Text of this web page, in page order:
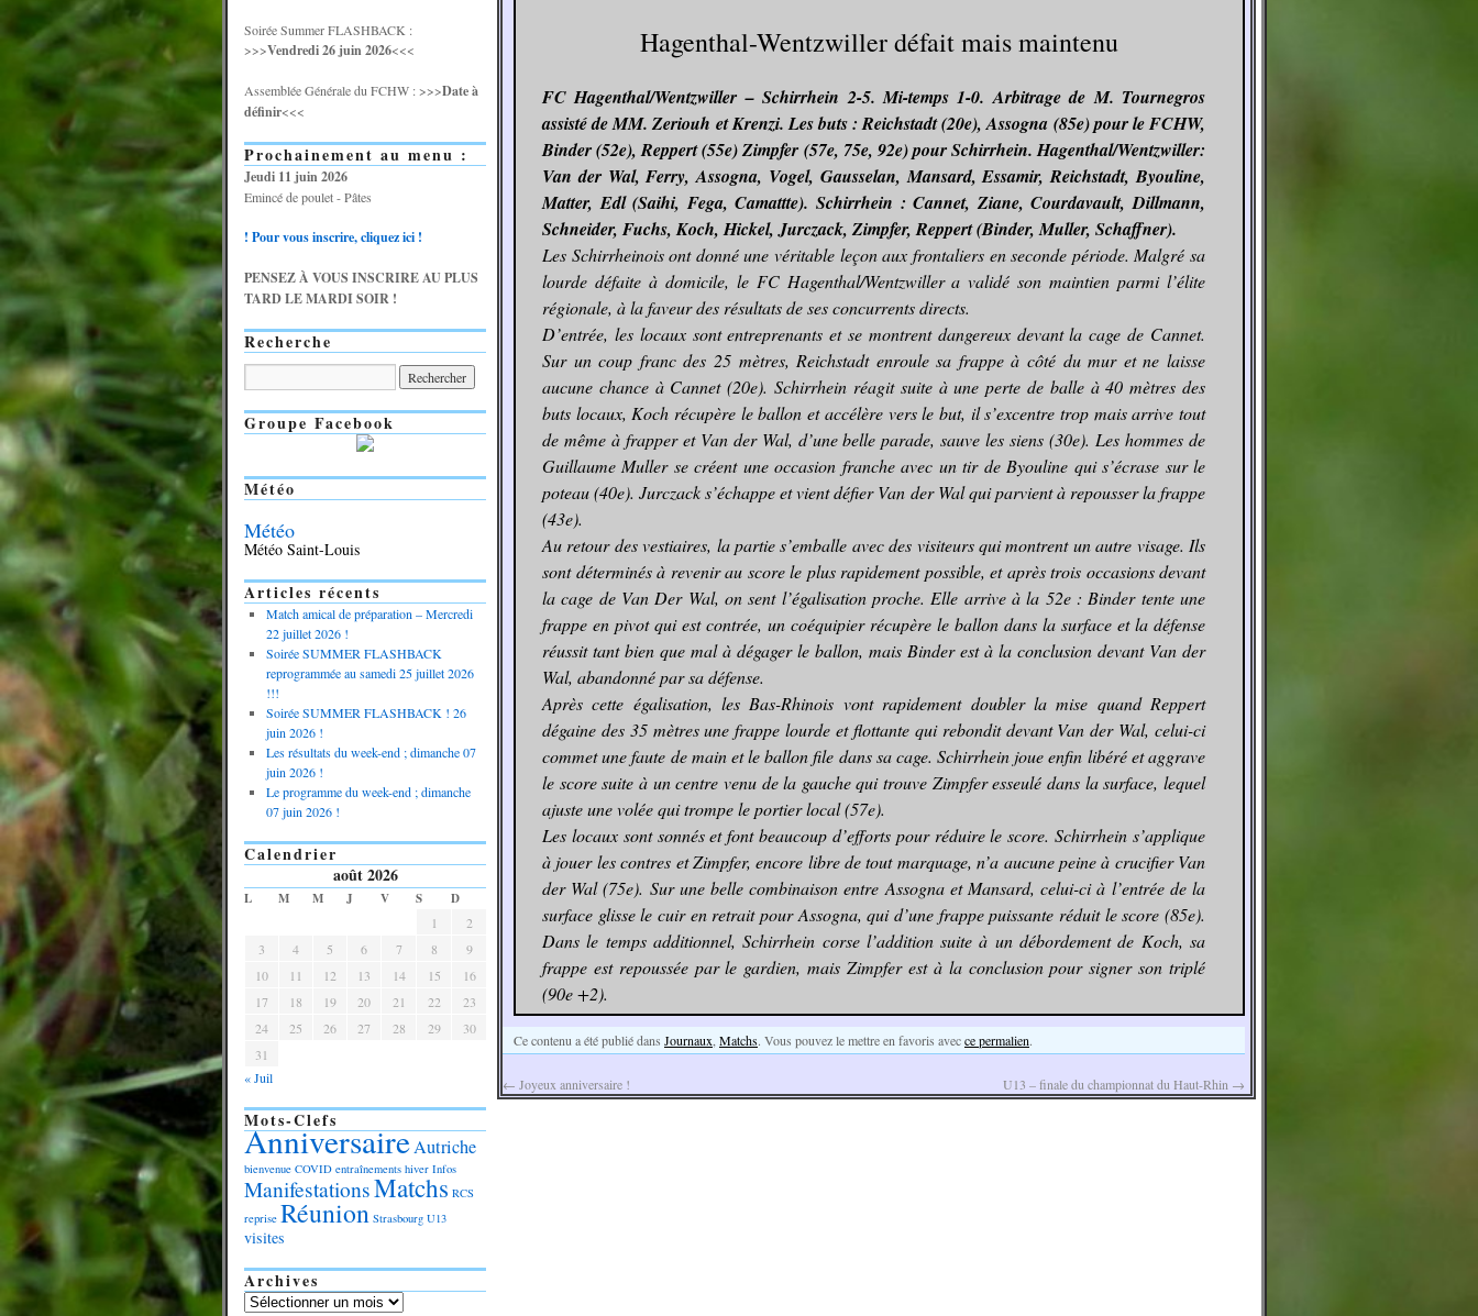
Hagenthal-Wentzwiller défait mais maintenu
FC Hagenthal/Wentzwiller – Schirrhein 2-5. Mi-temps 1-0. Arbitrage de M. Tournegros
assisté de MM. Zeriouh et Krenzi. Les buts : Reichstadt (20e), Assogna (85e) pour le FCHW,
Binder (52e), Reppert (55e) Zimpfer (57e, 75e, 92e) pour Schirrhein. Hagenthal/Wentzwiller:
Van der Wal, Ferry, Assogna, Vogel, Gausselan, Mansard, Essamir, Reichstadt, Byouline,
Matter, Edl (Saihi, Fega, Camattte). Schirrhein : Cannet, Ziane, Courdavault, Dillmann,
Schneider, Fuchs, Koch, Hickel, Jurczack, Zimpfer, Reppert (Binder, Muller, Schaffner).
Les Schirrheinois ont donné une véritable leçon aux frontaliers en seconde période. Malgré sa
lourde défaite à domicile, le FC Hagenthal/Wentzwiller a validé son maintien parmi l’élite
régionale, à la faveur des résultats de ses concurrents directs.
D’entrée, les locaux sont entreprenants et se montrent dangereux devant la cage de Cannet.
Sur un coup franc des 25 mètres, Reichstadt enroule sa frappe à côté du mur et ne laisse
aucune chance à Cannet (20e). Schirrhein réagit suite à une perte de balle à 40 mètres des
buts locaux, Koch récupère le ballon et accélère vers le but, il s’excentre trop mais arrive tout
de même à frapper et Van der Wal, d’une belle parade, sauve les siens (30e). Les hommes de
Guillaume Muller se créent une occasion franche avec un tir de Byouline qui s’écrase sur le
poteau (40e). Jurczack s’échappe et vient défier Van der Wal qui parvient à repousser la frappe
(43e).
Au retour des vestiaires, la partie s’emballe avec des visiteurs qui montrent un autre visage. Ils
sont déterminés à revenir au score le plus rapidement possible, et après trois occasions devant
la cage de Van Der Wal, on sent l’égalisation proche. Elle arrive à la 52e : Binder tente une
frappe en pivot qui est contrée, un coéquipier récupère le ballon dans la surface et la défense
réussit tant bien que mal à dégager le ballon, mais Binder est à la conclusion devant Van der
Wal, abandonné par sa défense.
Après cette égalisation, les Bas-Rhinois vont rapidement doubler la mise quand Reppert
dégaine des 35 mètres une frappe lourde et flottante qui rebondit devant Van der Wal, celui-ci
commet une faute de main et le ballon file dans sa cage. Schirrhein joue enfin libéré et aggrave
le score suite à un centre venu de la gauche qui trouve Zimpfer esseulé dans la surface, lequel
ajuste une volée qui trompe le portier local (57e).
Les locaux sont sonnés et font beaucoup d’efforts pour réduire le score. Schirrhein s’applique
à jouer les contres et Zimpfer, encore libre de tout marquage, n’a aucune peine à crucifier Van
der Wal (75e). Sur une belle combinaison entre Assogna et Mansard, celui-ci à l’entrée de la
surface glisse le cuir en retrait pour Assogna, qui d’une frappe puissante réduit le score (85e).
Dans le temps additionnel, Schirrhein corse l’addition suite à un débordement de Koch, sa
frappe est repoussée par le gardien, mais Zimpfer est à la conclusion pour signer son triplé
(90e +2).
Ce contenu a été publié dans Journaux Matchs. Vous pouvez le mettre en favoris avecce permalien.
← Joyeux anniversaire ! U13 – finale du championnat du Haut-Rhin →
Soirée Summer FLASHBACK :
>>>Vendredi 26 juin 2026<<<
Assemblée Générale du FCHW : >>>Date à
définir<<<
Prochainement au menu :
Jeudi 11 juin 2026
Emincé de poulet - Pâtes
! Pour vous inscrire, cliquez ici !
PENSEZ À VOUS INSCRIRE AU PLUS
TARD LE MARDI SOIR !
Recherche
Groupe Facebook
Météo
Météo
Météo Saint-Louis
Articles récents
Match amical de préparation – Mercredi
22 juillet 2026 !
Soirée SUMMER FLASHBACK
reprogrammée au samedi 25 juillet 2026
!!!
Soirée SUMMER FLASHBACK ! 26
juin 2026 !
Les résultats du week-end ; dimanche 07
juin 2026 !
Le programme du week-end ; dimanche
07 juin 2026 !
Calendrier
août 2026
L M M J V S
D
1
2
3
4 5 6 7 8
9
10
11 12 13 14 15
16
17
18 19 20 21 22
23
24
25 26 27 28 29
30
31
« Juil
Mots-Clefs
AnniversaireAutriche
bienvenue COVID entraînements hiver Infos
ManifestationsMatchs RCS
reprise Réunion Strasbourg U13
visites
Archives